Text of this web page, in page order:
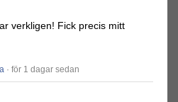
verkligen! Fick precis mitt
· för 1 dagar sedan